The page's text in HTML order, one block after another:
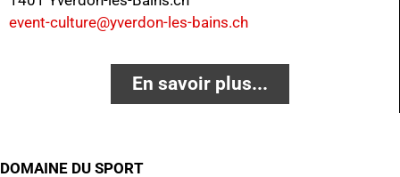
event-culture@yverdon-les-bains.ch
En savoir plus...
DOMAINE DU SPORT